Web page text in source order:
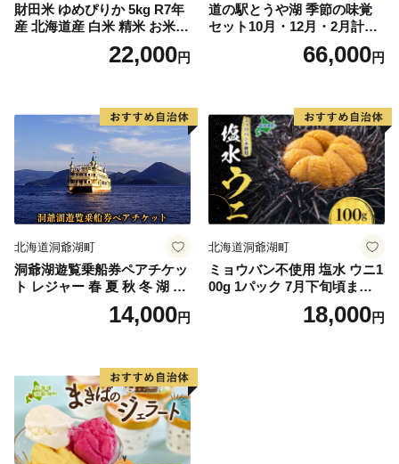
財田米 ゆめぴりか 5kg R7年
産 北海道産 白米 精米 お米
コメ こめ ライス おにぎり ご
飯 国産 炊き立て 自炊 人気
22,000円
道の駅とうや湖 季節の味覚
セット10月・12月・2月計3回
お届け定期便 野菜 ゆめぴり
か 北海道 洞爺湖町 秋の味覚
66,000円
北海道洞爺湖町
洞爺湖遊覧乗船券ペアチケッ
ト レジャー 春 夏 秋 冬 湖 人
気 パワースポット 北海道 洞
爺湖町 入場券 優待券 ふるさ
ベル ご褒美 記念日 癒し ジオ
パーク
14,000円
北海道洞爺湖町
ミョウバン不使用 塩水 ウニ1
00g 1パック 7月下旬頃まで
お届け [水揚げ後 順次出荷]
キタムラサキウニ うに ウニ
18,000円